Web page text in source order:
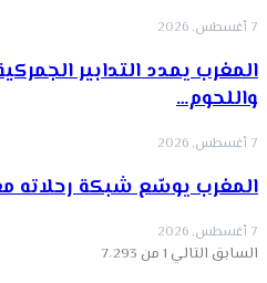
7 أغسطس, 2026
المغرب يمدد التدابير
واللحوم…
7 أغسطس, 2026
المغرب يوسّع شبكة رحلاته
7 أغسطس, 2026
السابق التالي 1 من 7٬293